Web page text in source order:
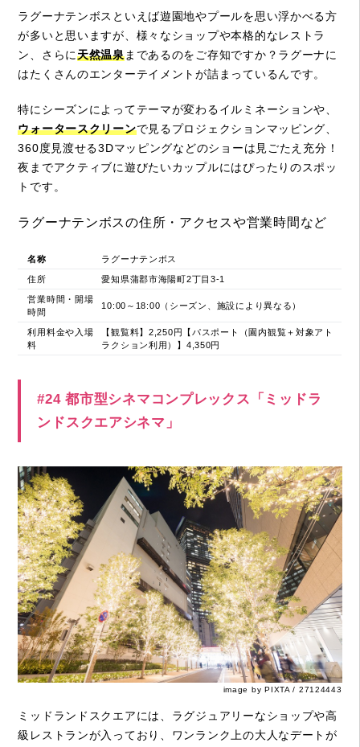
ラグーナテンボスといえば遊園地やプールを思い浮かべる方
が多いと思いますが、様々なショップや本格的なレストラ
ン、さらに天然温泉まであるのをご存知ですか？ラグーナに
はたくさんのエンターテイメントが詰まっているんです。
特にシーズンによってテーマが変わるイルミネーションや、
ウォータースクリーンで見るプロジェクションマッピング、
360度見渡せる3Dマッピングなどのショーは見ごたえ充分！
夜までアクティブに遊びたいカップルにはぴったりのスポッ
トです。
ラグーナテンボスの住所・アクセスや営業時間など
名称 ラグーナテンボス
住所 愛知県蒲郡市海陽町2丁目3-1
営業時間・開場
時間
10:00～18:00（シーズン、施設により異なる）
利用料金や入場
料
【観覧料】2,250円【パスポート（園内観覧＋対象アト
ラクション利用）】4,350円
#24 都市型シネマコンプレックス「ミッドラ
ンドスクエアシネマ」
image by PIXTA / 27124443
ミッドランドスクエアには、ラグジュアリーなショップや高
級レストランが入っており、ワンランク上の大人なデートが